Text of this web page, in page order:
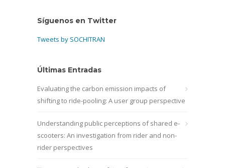
Síguenos en Twitter
Tweets by SOCHITRAN
Últimas Entradas
Evaluating the carbon emission impacts of
shifting to ride-pooling: A user group perspective
Understanding public perceptions of shared e-
scooters: An investigation from rider and non-
rider perspectives